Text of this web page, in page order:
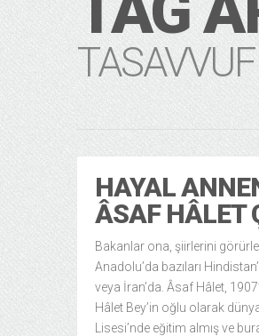
TASAVVUF
HAYAL
ÂSAF HÂLET
Bakanlar ona, şiirlerini
Anadolu’da bazıları
veya İran’da. Âsaf Hâlet,
Hâlet Bey’in oğlu olarak
Lisesi’nde eğitim almış ve